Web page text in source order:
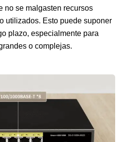
no se malgasten recursos
utilizados. Esto puede suponer
plazo, especialmente para
o complejas.